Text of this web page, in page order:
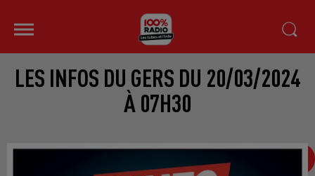
LES INFOS DU GERS DU 20/03/2024
À 07H30